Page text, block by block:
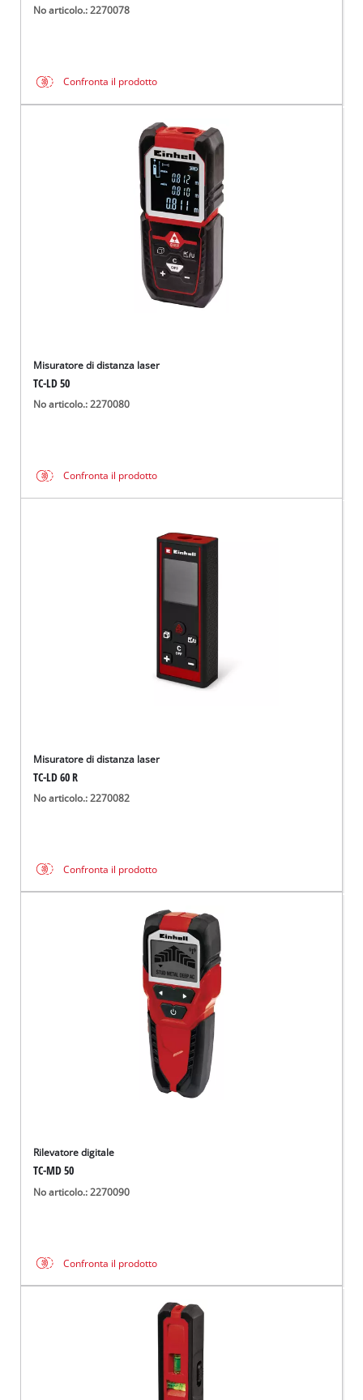
No articolo.: 2270078
Confronta il prodotto
Misuratore di distanza laser
TC-LD 50
No articolo.: 2270080
Confronta il prodotto
Misuratore di distanza laser
TC-LD 60 R
No articolo.: 2270082
Confronta il prodotto
Rilevatore digitale
TC-MD 50
No articolo.: 2270090
Confronta il prodotto